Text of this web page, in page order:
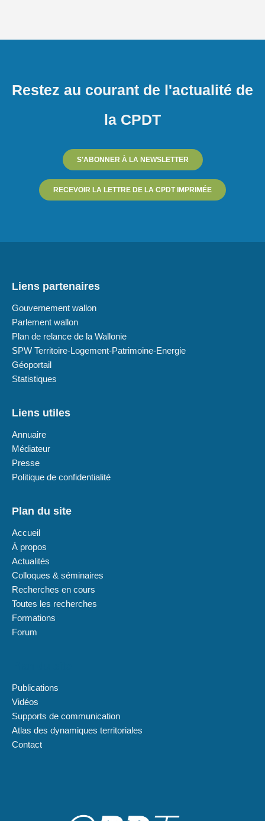
Restez au courant de l'actualité de
la CPDT
S'ABONNER À LA NEWSLETTER
RECEVOIR LA LETTRE DE LA CPDT IMPRIMÉE
Liens partenaires
Gouvernement wallon
Parlement wallon
Plan de relance de la Wallonie
SPW Territoire-Logement-Patrimoine-Energie
Géoportail
Statistiques
Liens utiles
Annuaire
Médiateur
Presse
Politique de confidentialité
Plan du site
Accueil
À propos
Actualités
Colloques & séminaires
Recherches en cours
Toutes les recherches
Formations
Forum
Publications
Vidéos
Supports de communication
Atlas des dynamiques territoriales
Contact